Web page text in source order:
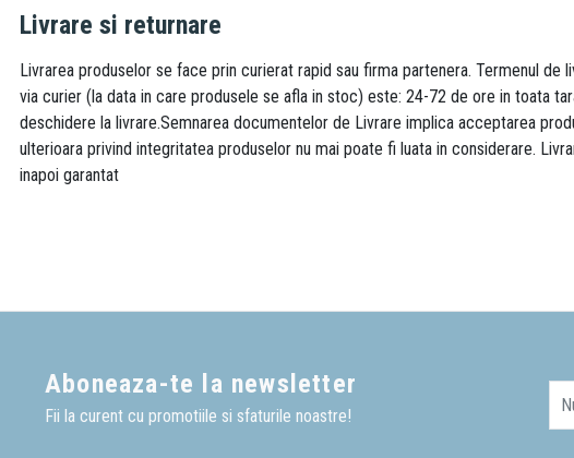
Livrare si returnare
Livrarea produselor se face prin curierat rapid sau firma partenera. Termenul
via curier (la data in care produsele se afla in stoc) este: 24-72 de ore in toata
deschidere la livrare.Semnarea documentelor de Livrare implica acceptarea
ulterioara privind integritatea produselor nu mai poate fi luata in considerare.
inapoi garantat
Aboneaza-te la newsletter
Fii la curent cu promotiile si sfaturile noastre!